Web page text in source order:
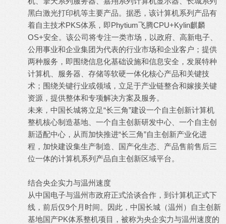
黑白激光打印机等主要产品。据悉，该计算机系列产品有
着自主技术PKS体系，即Phytium飞腾CPU+Kylin麒麟
OS+安全。该公司将专注一类市场，以政府、高新电子、
公用事业和企业集团为代表的行业市场和企业客户；提供
两种服务，即围绕信息化基础设施和信息安全，发展特种
计算机、服务器、存储等软硬一体化核心产品和关键技
术；围绕关键行业或领域，立足于产业链整合和嫁接关键
资源，提供整体和专项解决方案及服务。
未来，中国长城将立足“长三角”建设一个自主创新计算机
整机核心制造基地、一个自主创新研发中心、一个自主创
新适配中心，从而加快推进“长三角”自主创新产业化进
程，加快建设集生产制造、国产化生态、产品售前售后三
位一体的计算机系列产品自主创新区域平台。
结合央企实力与温州速度
从中国电子与温州市政府正式洽谈合作，到计算机正式下
线，前后仅9个月时间。因此，中国长城（温州）自主创新
基地国产PK体系整机项目，被称为央企实力与温州速度的